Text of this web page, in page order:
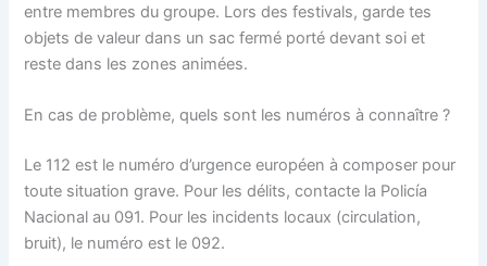
entre membres du groupe. Lors des festivals, garde tes
objets de valeur dans un sac fermé porté devant soi et
reste dans les zones animées.
En cas de problème, quels sont les numéros à connaître ?
Le 112 est le numéro d’urgence européen à composer pour
toute situation grave. Pour les délits, contacte la Policía
Nacional au 091. Pour les incidents locaux (circulation,
bruit), le numéro est le 092.